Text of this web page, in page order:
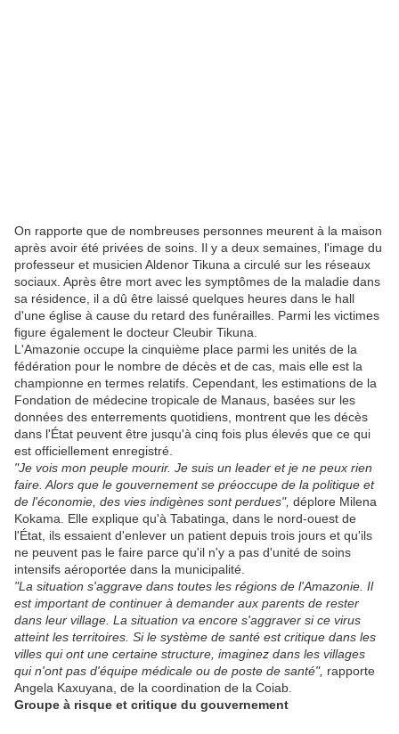
On rapporte que de nombreuses personnes meurent à la maison
après avoir été privées de soins. Il y a deux semaines, l'image du
professeur et musicien Aldenor Tikuna a circulé sur les réseaux
sociaux. Après être mort avec les symptômes de la maladie dans
sa résidence, il a dû être laissé quelques heures dans le hall
d'une église à cause du retard des funérailles. Parmi les victimes
figure également le docteur Cleubir Tikuna.
L'Amazonie occupe la cinquième place parmi les unités de la
fédération pour le nombre de décès et de cas, mais elle est la
championne en termes relatifs. Cependant, les estimations de la
Fondation de médecine tropicale de Manaus, basées sur les
données des enterrements quotidiens, montrent que les décès
dans l'État peuvent être jusqu'à cinq fois plus élevés que ce qui
est officiellement enregistré.
"Je vois mon peuple mourir. Je suis un leader et je ne peux rien
faire. Alors que le gouvernement se préoccupe de la politique et
de l'économie, des vies indigènes sont perdues", déplore Milena
Kokama. Elle explique qu'à Tabatinga, dans le nord-ouest de
l'État, ils essaient d'enlever un patient depuis trois jours et qu'ils
ne peuvent pas le faire parce qu'il n'y a pas d'unité de soins
intensifs aéroportée dans la municipalité.
"La situation s'aggrave dans toutes les régions de l'Amazonie. Il
est important de continuer à demander aux parents de rester
dans leur village. La situation va encore s'aggraver si ce virus
atteint les territoires. Si le système de santé est critique dans les
villes qui ont une certaine structure, imaginez dans les villages
qui n'ont pas d'équipe médicale ou de poste de santé", rapporte
Angela Kaxuyana, de la coordination de la Coiab.
Groupe à risque et critique du gouvernement